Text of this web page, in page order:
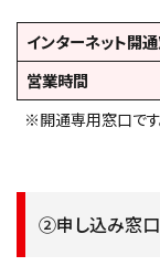
インターネット開
営業時間
※開通専用窓口です
②申し込み窓口